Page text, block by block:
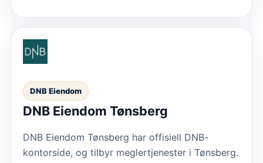
DNB Eiendom
DNB Eiendom Tønsberg
DNB Eiendom Tønsberg har offisiell DNB-
kontorside, og tilbyr meglertjenester i Tønsberg.